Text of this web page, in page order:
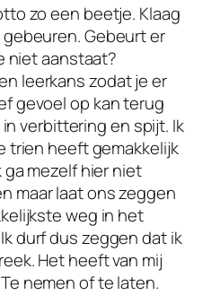
zo een beetje. Klaag
Gebeurt er
niet aanstaat?
leerkans zodat je er
gevoel op kan terug
verbittering en spijt. Ik
trien heeft gemakkelijk
ga mezelf hier niet
maar laat ons zeggen
weg in het
durf dus zeggen dat ik
Het heeft van mij
nemen of te laten.